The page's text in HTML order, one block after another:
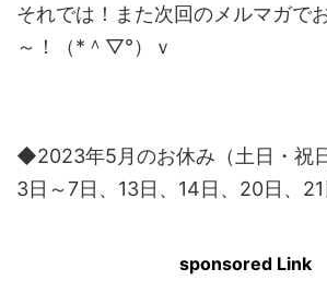
それでは！また次回のメルマガで
～！（*＾▽°）ｖ
◆2023年5月のお休み（土日・祝
3日～7日、13日、14日、20日、
sponsored Link